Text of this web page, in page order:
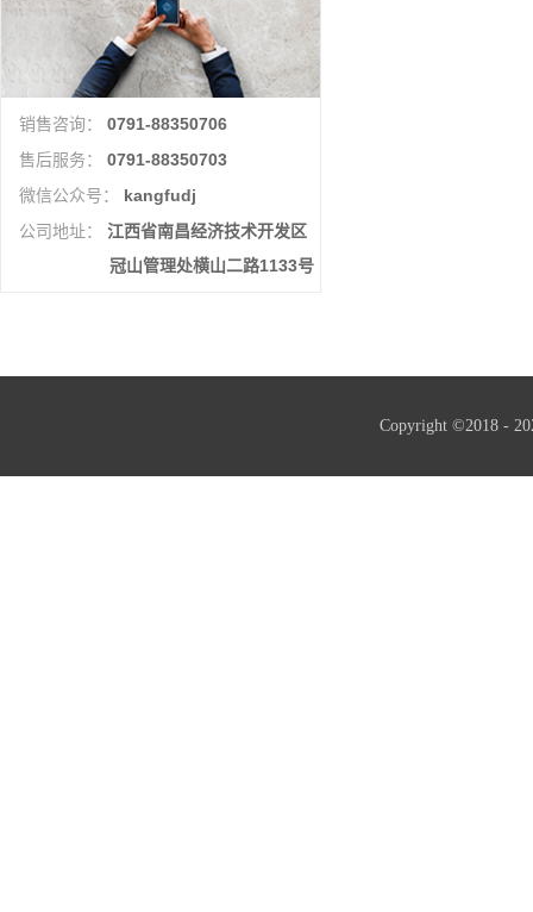
销售咨询： 0791-88350706
售后服务： 0791-88350703
微信公众号： kangfudj
公司地址：
江西省南昌经济技术开发区
冠山管理处横山二路1133号
Copyright ©2018 -